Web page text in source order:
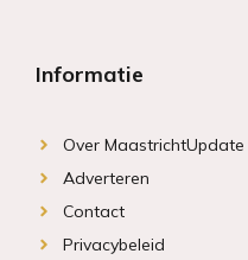
Informatie
Over MaastrichtUpdate
Adverteren
Contact
Privacybeleid